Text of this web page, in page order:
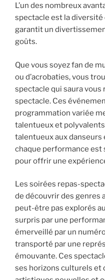
L’un des nombreux
spectacle est la diversité
garantit un
goûts.
Que vous soyez fan de
ou d’acrobaties, vous
spectacle qui saura vous
spectacle. Ces
programmation variée
talentueux et
talentueux aux
chaque performance
pour offrir une
Les soirées repas-
de découvrir des genres
peut-être pas explorés
surpris par une
émerveillé par un
transporté par une
émouvante. Ces
ses horizons culturels et